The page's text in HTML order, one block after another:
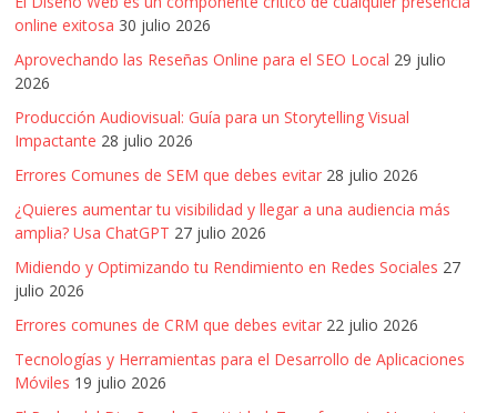
Mercadeo
en
Colombia
|
Revistas
de
online exitosa 30 julio 2026
Aprovechando las Reseñas Online para el SEO Local 29 julio
2026
Producción Audiovisual: Guía para un Storytelling Visual
Impactante 28 julio 2026
Errores Comunes de SEM que debes evitar 28 julio 2026
¿Quieres aumentar tu visibilidad y llegar a una audiencia más
amplia? Usa ChatGPT 27 julio 2026
Midiendo y Optimizando tu Rendimiento en Redes Sociales 27
julio 2026
Errores comunes de CRM que debes evitar 22 julio 2026
Tecnologías y Herramientas para el Desarrollo de Aplicaciones
Móviles 19 julio 2026